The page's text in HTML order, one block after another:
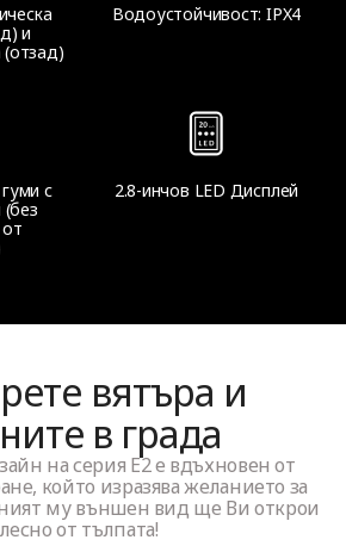
и
(отзад)
Водоустойчивост: IPX4
с
2.8-инчов LED Дисплей
вятъра и
в града
на серия E2 е вдъхновен от
който изразява желанието за
му външен вид ще Ви открои
лесно от тълпата!